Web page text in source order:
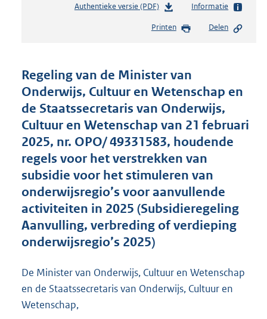
Authentieke versie (PDF)b
s
d
s
g
o
o
t
t
e
:
6
9
Informatie
Printen Delen
Regeling van de Minister van
Onderwijs, Cultuur en Wetenschap en
de Staatssecretaris van Onderwijs,
Cultuur en Wetenschap van 21 februari
2025, nr. OPO/ 49331583, houdende
regels voor het verstrekken van
subsidie voor het stimuleren van
onderwijsregio’s voor aanvullende
activiteiten in 2025 (Subsidieregeling
Aanvulling, verbreding of verdieping
onderwijsregio’s 2025)
De Minister van Onderwijs, Cultuur en Wetenschap
en de Staatssecretaris van Onderwijs, Cultuur en
Wetenschap,